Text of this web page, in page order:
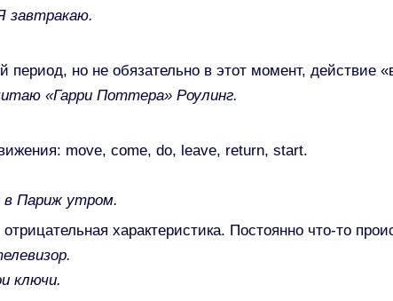
завтракаю.
но не обязательно в этот момент, действие
«Гарри Поттера» Роулинг.
move, come, do, leave, return, start.
Париж утром.
характеристика. Постоянно что-то
ключи.